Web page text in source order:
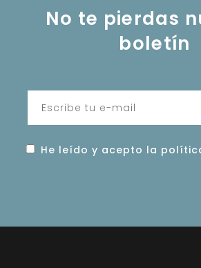
No te pierdas
boletín
He leído y acepto la